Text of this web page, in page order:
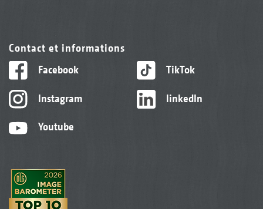
Contact et informations
Facebook
Instagram
Youtube
TikTok
linkedIn